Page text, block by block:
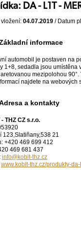
DA - L1T -
vložení: 04.07.2019 / Datum
informace
automobil je postaven na
1+8, sedadla jsou umístěna
mezipolohou
najdete na webových
a kontakty
- THZ CZ s.r.o.
123,Slatiňany,538 21
+420 469 699 412
469 681 437
info@kobit-thz.cz
www.kobit-thz.cz/produkty-